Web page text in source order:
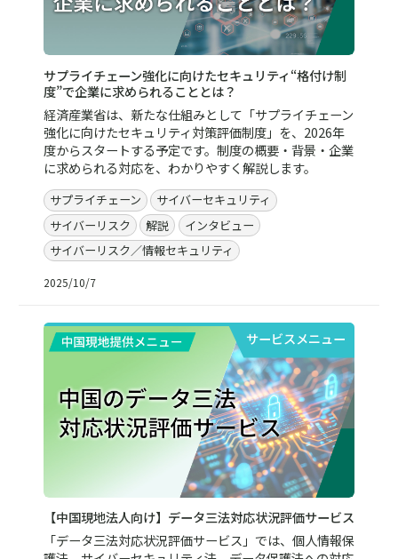
サプライチェーン強化に向けたセキュリティ“格付け制
度”で企業に求められることとは？
経済産業省は、新たな仕組みとして「サプライチェーン
強化に向けたセキュリティ対策評価制度」を、2026年
度からスタートする予定です。制度の概要・背景・企業
に求められる対応を、わかりやすく解説します。
サプライチェーン
サイバーセキュリティ
サイバーリスク
解説
インタビュー
サイバーリスク／情報セキュリティ
2025/10/7
サービスメニュー
【中国現地法人向け】データ三法対応状況評価サービス
「データ三法対応状況評価サービス」では、個人情報保